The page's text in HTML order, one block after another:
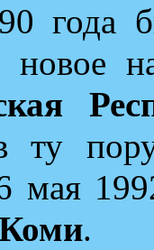
года
новое
ту
1992
.